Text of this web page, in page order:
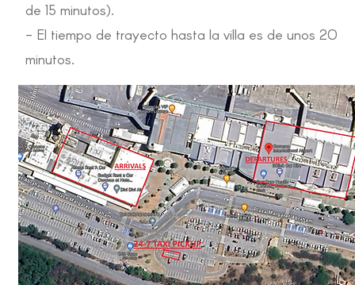
de 15 minutos).
- El tiempo de trayecto hasta la villa es de unos 20
minutos.